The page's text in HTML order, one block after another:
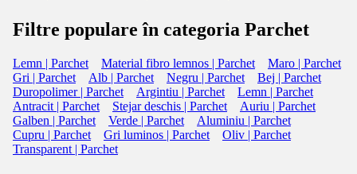
Filtre populare în categoria Parchet
Lemn | Parchet Material fibro lemnos | Parchet
Maro | Parchet
Gri | Parchet
Alb | Parchet Negru | Parchet
Bej | Parchet
Duropolimer | Parchet
Argintiu | Parchet
Lemn | Parchet
Antracit | Parchet
Stejar deschis | Parchet
Auriu | Parchet
Galben | Parchet
Verde | Parchet
Aluminiu | Parchet
Cupru | Parchet
Gri luminos | Parchet
Oliv | Parchet
Transparent | Parchet